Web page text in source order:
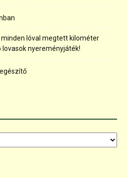
minden lóval megtett kilométer
nyereményjáték!